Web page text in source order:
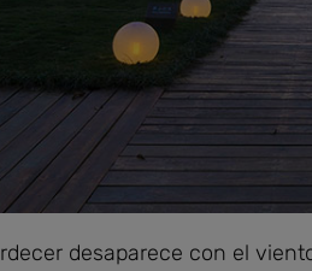
desaparece con el